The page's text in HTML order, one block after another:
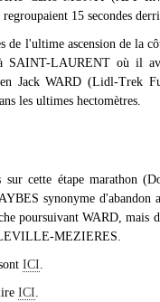
15 secondes
de l'ultime ascension de la
SAINT-LAURENT où il
Jack WARD (Lidl-Trek
les ultimes hectomètres.
cette étape marathon
synonyme
poursuivant WARD, mais
MEZIERES.
ICI.
ICI.